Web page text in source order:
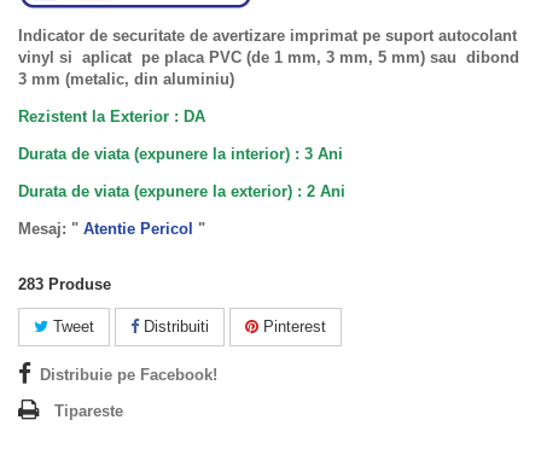
Indicator de securitate de avertizare imprimat pe suport autocolant
vinyl si aplicat pe placa PVC (de 1 mm, 3 mm, 5 mm) sau dibond
3 mm (metalic, din aluminiu)
Rezistent la Exterior : DA
Durata de viata (expunere la interior) : 3 Ani
Durata de viata (expunere la exterior) : 2 Ani
Mesaj: " Atentie Pericol "
283 Produse
Tweet Distribuiti Pinterest
Distribuie pe Facebook!
Tipareste